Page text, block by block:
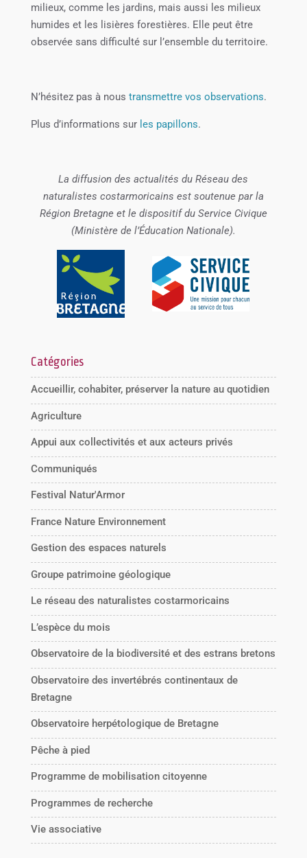
milieux, comme les jardins, mais aussi les milieux
humides et les lisières forestières. Elle peut être
observée sans difficulté sur l’ensemble du territoire.
N’hésitez pas à nous transmettre vos observations.
Plus d’informations sur les papillons.
La diffusion des actualités du Réseau des
naturalistes costarmoricains est soutenue par la
Région Bretagne et le dispositif du Service Civique
(Ministère de l’Éducation Nationale).
Catégories
Accueillir, cohabiter, préserver la nature au quotidien
Agriculture
Appui aux collectivités et aux acteurs privés
Communiqués
Festival Natur'Armor
France Nature Environnement
Gestion des espaces naturels
Groupe patrimoine géologique
Le réseau des naturalistes costarmoricains
L’espèce du mois
Observatoire de la biodiversité et des estrans bretons
Observatoire des invertébrés continentaux de
Bretagne
Observatoire herpétologique de Bretagne
Pêche à pied
Programme de mobilisation citoyenne
Programmes de recherche
Vie associative